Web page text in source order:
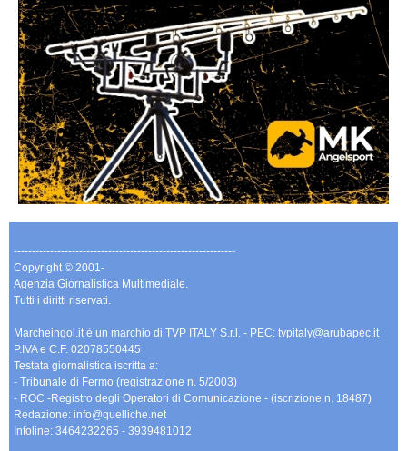
-------------------------------------------------------------
Copyright © 2001-
Agenzia Giornalistica Multimediale.
Tutti i diritti riservati.
Marcheingol.it è un marchio di TVP ITALY S.r.l. - PEC: tvpitaly@arubapec.it
P.IVA e C.F. 02078550445
Testata giornalistica iscritta a:
- Tribunale di Fermo (registrazione n. 5/2003)
- ROC -Registro degli Operatori di Comunicazione - (iscrizione n. 18487)
Redazione: info@quelliche.net
Infoline: 3464232265 - 3939481012